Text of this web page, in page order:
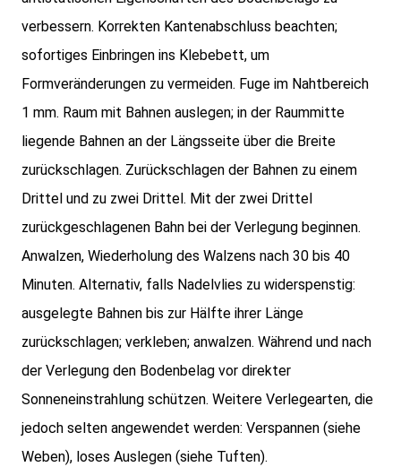
verbessern. Korrekten Kantenabschluss beachten;
sofortiges Einbringen ins Klebebett, um
Formveränderungen zu vermeiden. Fuge im Nahtbereich
1 mm. Raum mit Bahnen auslegen; in der Raummitte
liegende Bahnen an der Längsseite über die Breite
zurückschlagen. Zurückschlagen der Bahnen zu einem
Drittel und zu zwei Drittel. Mit der zwei Drittel
zurückgeschlagenen Bahn bei der Verlegung beginnen.
Anwalzen, Wiederholung des Walzens nach 30 bis 40
Minuten. Alternativ, falls Nadelvlies zu widerspenstig:
ausgelegte Bahnen bis zur Hälfte ihrer Länge
zurückschlagen; verkleben; anwalzen. Während und nach
der Verlegung den Bodenbelag vor direkter
Sonneneinstrahlung schützen. Weitere Verlegearten, die
jedoch selten angewendet werden: Verspannen (siehe
Weben), loses Auslegen (siehe Tuften).